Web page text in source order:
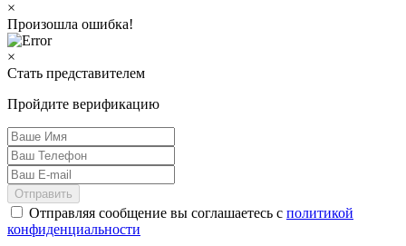
×
Произошла ошибка!
×
Стать представителем
Пройдите верификацию
Отправить
Отправляя сообщение вы соглашаетесь с политикой
конфиденциальности